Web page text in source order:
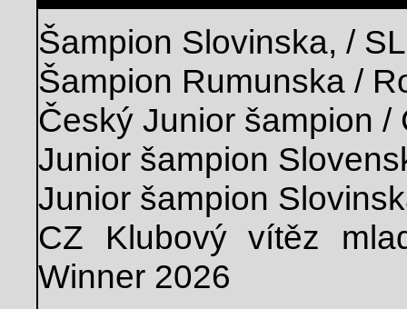
Šampion Slovinska, /
Šampion Rumunska /
Český Junior šampion
Junior šampion
Junior šampion
CZ Klubový vítěz
Winner 2026